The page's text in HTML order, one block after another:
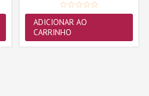
ADICIONAR AO
CARRINHO